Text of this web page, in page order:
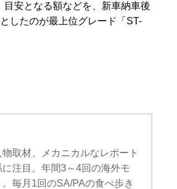
安となる額などを、新車納車後
したのが最上位グレード「ST-
取材、メカニカルなレポート
注目。年間3～4回の海外モ
毎月1回のSA/PAの食べ歩き